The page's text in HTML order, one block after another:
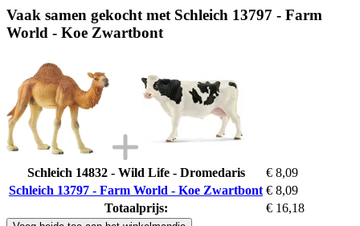
Vaak samen gekocht met Schleich 13797 - Farm
World - Koe Zwartbont
Schleich 14832 - Wild Life - Dromedaris
€ 8,09
Schleich 13797 - Farm World - Koe Zwartbont € 8,09
Totaalprijs:
€ 16,18